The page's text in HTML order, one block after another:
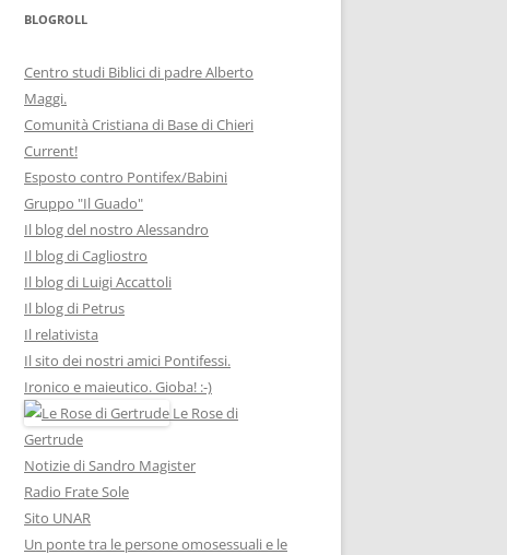
BLOGROLL
Centro studi Biblici di padre Alberto
Maggi.
Comunità Cristiana di Base di Chieri
Current!
Esposto contro Pontifex/Babini
Gruppo "Il Guado"
Il blog del nostro Alessandro
Il blog di Cagliostro
Il blog di Luigi Accattoli
Il blog di Petrus
Il relativista
Il sito dei nostri amici Pontifessi.
Ironico e maieutico. Gioba! :-)
Le Rose di
Gertrude
Notizie di Sandro Magister
Radio Frate Sole
Sito UNAR
Un ponte tra le persone omosessuali e le